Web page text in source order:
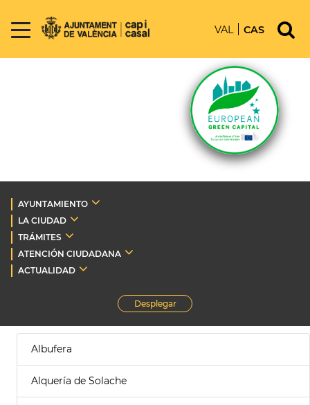
VAL CAS
AYUNTAMIENTO
LA CIUDAD
TRÁMITES
ATENCIÓN CIUDADANA
ACTUALIDAD
Desplegar
Albufera
Alquería de Solache